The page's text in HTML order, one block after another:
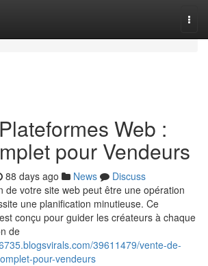
Web :
pour Vendeurs
88 days ago News
Discuss
de votre site web peut être une opération
une planification minutieuse. Ce
conçu pour guider les créateurs à chaque
de
39611479/vente-de-
pour-vendeurs